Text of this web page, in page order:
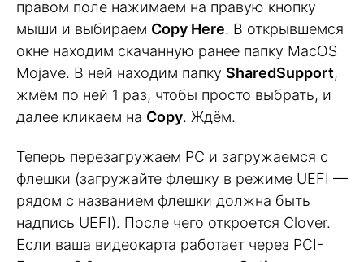
правом поле нажимаем на правую кнопку
мыши и выбираем Copy Here. В открывшемся
окне находим скачанную ранее папку MacOS
Mojave. В ней находим папку SharedSupport,
жмём по ней 1 раз, чтобы просто выбрать, и
далее кликаем на Copy. Ждём.
Теперь перезагружаем PC и загружаемся с
флешки (загружайте флешку в режиме UEFI —
рядом с названием флешки должна быть
надпись UEFI). После чего откроется Clover.
Если ваша видеокарта работает через PCI-